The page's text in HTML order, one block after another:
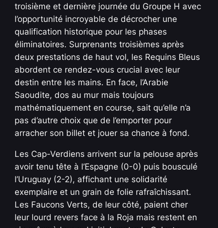
troisième et dernière journée du Groupe H avec
l’opportunité incroyable de décrocher une
qualification historique pour les phases
éliminatoires. Surprenants troisièmes après
deux prestations de haut vol, les Requins Bleus
abordent ce rendez-vous crucial avec leur
destin entre les mains. En face, l’Arabie
Saoudite, dos au mur mais toujours
mathématiquement en course, sait qu’elle n’a
pas d’autre choix que de l’emporter pour
arracher son billet et jouer sa chance à fond.
Les Cap-Verdiens arrivent sur la pelouse après
avoir tenu tête à l’Espagne (0-0) puis bousculé
l’Uruguay (2-2), affichant une solidarité
exemplaire et un grain de folie rafraîchissant.
Les Faucons Verts, de leur côté, paient cher
leur lourd revers face à la Roja mais restent en